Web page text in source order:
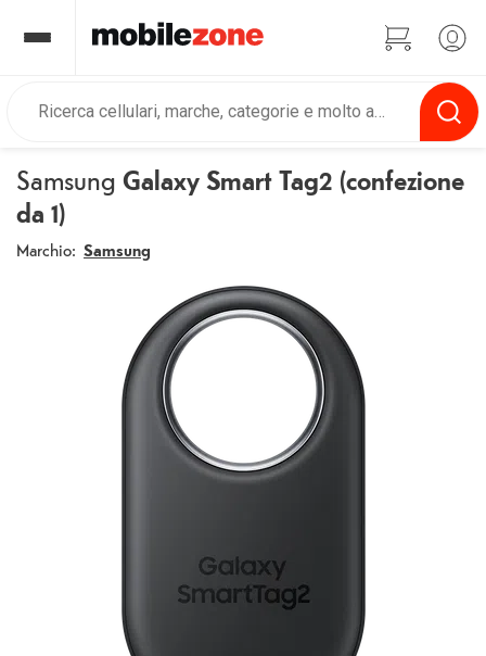
Samsung Galaxy Smart Tag2 (confezione
da 1)
Marchio: Samsung